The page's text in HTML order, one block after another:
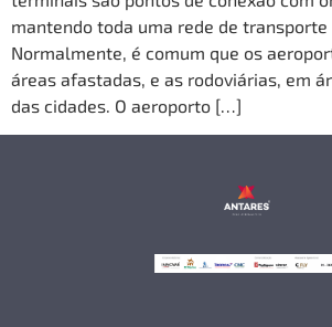
mantendo toda uma rede de
Normalmente, é comum que os
áreas afastadas, e as rodoviárias, em
das cidades. O aeroporto […]